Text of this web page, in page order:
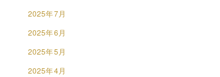
2025年7月
2025年6月
2025年5月
2025年4月